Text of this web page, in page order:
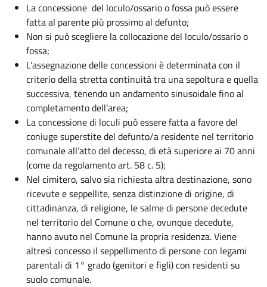
La concessione del loculo/ossario o fossa può essere
fatta al parente più prossimo al defunto;
Non si può scegliere la collocazione del loculo/ossario o
fossa;
L’assegnazione delle concessioni è determinata con il
criterio della stretta continuità tra una sepoltura e quella
successiva, tenendo un andamento sinusoidale fino al
completamento dell’area;
La concessione di loculi può essere fatta a favore del
coniuge superstite del defunto/a residente nel territorio
comunale all’atto del decesso, di età superiore ai 70 anni
(come da regolamento art. 58 c. 5);
Nel cimitero, salvo sia richiesta altra destinazione, sono
ricevute e seppellite, senza distinzione di origine, di
cittadinanza, di religione, le salme di persone decedute
nel territorio del Comune o che, ovunque decedute,
hanno avuto nel Comune la propria residenza. Viene
altresì concesso il seppellimento di persone con legami
parentali di 1° grado (genitori e figli) con residenti su
suolo comunale.